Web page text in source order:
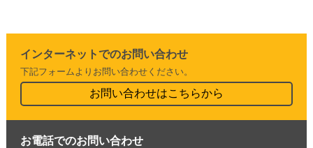
インターネットでのお問い合わせ
下記フォームよりお問い合わせください。
お問い合わせはこちらから
お電話でのお問い合わせ